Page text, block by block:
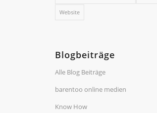
Website
Blogbeiträge
Alle Blog Beiträge
barentoo online medien
Know How